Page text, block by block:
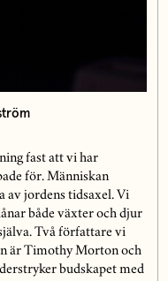
fast att vi har
för. Människan
av jordens tidsaxel. Vi
både växter och djur
Två författare vi
är Timothy Morton och
budskapet med